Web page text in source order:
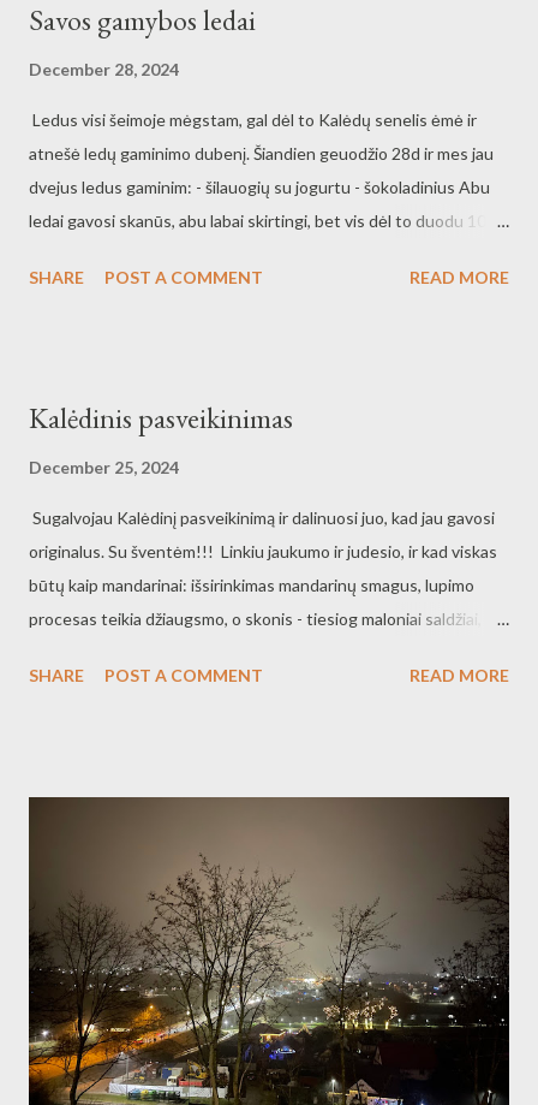
Savos gamybos ledai
December 28, 2024
Ledus visi šeimoje mėgstam, gal dėl to Kalėdų senelis ėmė ir
atnešė ledų gaminimo dubenį. Šiandien geuodžio 28d ir mes jau
dvejus ledus gaminim: - šilauogių su jogurtu - šokoladinius Abu
ledai gavosi skanūs, abu labai skirtingi, bet vis dėl to duodu 10
su šokoladu ir vanile... Tobuli ledai, kur kabini ir mėgaujiesi. Jeigu
SHARE POST A COMMENT READ MORE
Kalėdinis pasveikinimas
December 25, 2024
Sugalvojau Kalėdinį pasveikinimą ir dalinuosi juo, kad jau gavosi
originalus. Su šventėm!!! Linkiu jaukumo ir judesio, ir kad viskas
būtų kaip mandarinai: išsirinkimas mandarinų smagus, lupimo
procesas teikia džiaugsmo, o skonis - tiesiog maloniai saldžiai,
SHARE
POST A COMMENT READ MORE